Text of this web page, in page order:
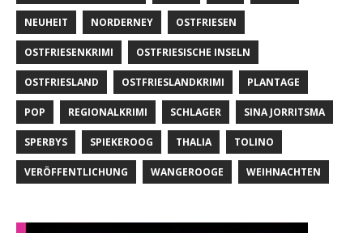
NEUHEIT NORDERNEY OSTFRIESEN
OSTFRIESENKRIMI OSTFRIESISCHE INSELN
OSTFRIESLAND OSTFRIESLANDKRIMI PLANTAGE
POP REGIONALKRIMI SCHLAGER SINA JORRITSMA
SPERBYS SPIEKEROOG THALIA TOLINO
VERÖFFENTLICHUNG WANGEROOGE WEIHNACHTEN